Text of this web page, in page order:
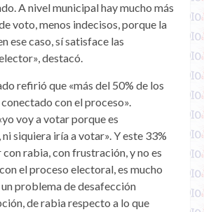
A nivel municipal hay mucho más
voto, menos indecisos, porque la
ese caso, sí satisface las
destacó.
refirió que «más del 50% de los
con el proceso».
voy a votar porque es
siquiera iría a votar». Y este 33%
con rabia, con frustración, y no es
el proceso electoral, es mucho
problema de desafección
de rabia respecto a lo que